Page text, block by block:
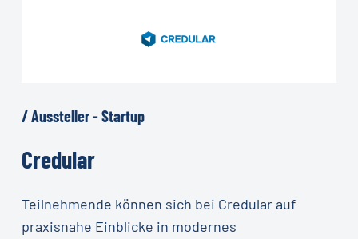
/Aussteller-Startup
Credular
Teilnehmende können sich bei Credular auf
praxisnahe Einblicke in modernes